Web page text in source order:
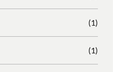
(1)
(1)